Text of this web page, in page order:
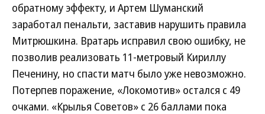
обратному эффекту, и Артем Шуманский
заработал пенальти, заставив нарушить правила
Митрюшкина. Вратарь исправил свою ошибку, не
позволив реализовать 11-метровый Кириллу
Печенину, но спасти матч было уже невозможно.
Потерпев поражение, «Локомотив» остался с 49
очками. «Крылья Советов» с 26 баллами пока